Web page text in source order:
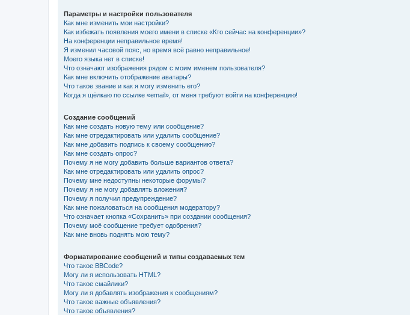
Параметры и настройки пользователя
Как мне изменить мои настройки?
Как избежать появления моего имени в списке «Кто сейчас на конференции»?
На конференции неправильное время!
Я изменил часовой пояс, но время всё равно неправильное!
Моего языка нет в списке!
Что означают изображения рядом с моим именем пользователя?
Как мне включить отображение аватары?
Что такое звание и как я могу изменить его?
Когда я щёлкаю по ссылке «email», от меня требуют войти на конференцию!
Создание сообщений
Как мне создать новую тему или сообщение?
Как мне отредактировать или удалить сообщение?
Как мне добавить подпись к своему сообщению?
Как мне создать опрос?
Почему я не могу добавить больше вариантов ответа?
Как мне отредактировать или удалить опрос?
Почему мне недоступны некоторые форумы?
Почему я не могу добавлять вложения?
Почему я получил предупреждение?
Как мне пожаловаться на сообщения модератору?
Что означает кнопка «Сохранить» при создании сообщения?
Почему моё сообщение требует одобрения?
Как мне вновь поднять мою тему?
Форматирование сообщений и типы создаваемых тем
Что такое BBCode?
Могу ли я использовать HTML?
Что такое смайлики?
Могу ли я добавлять изображения к сообщениям?
Что такое важные объявления?
Что такое объявления?